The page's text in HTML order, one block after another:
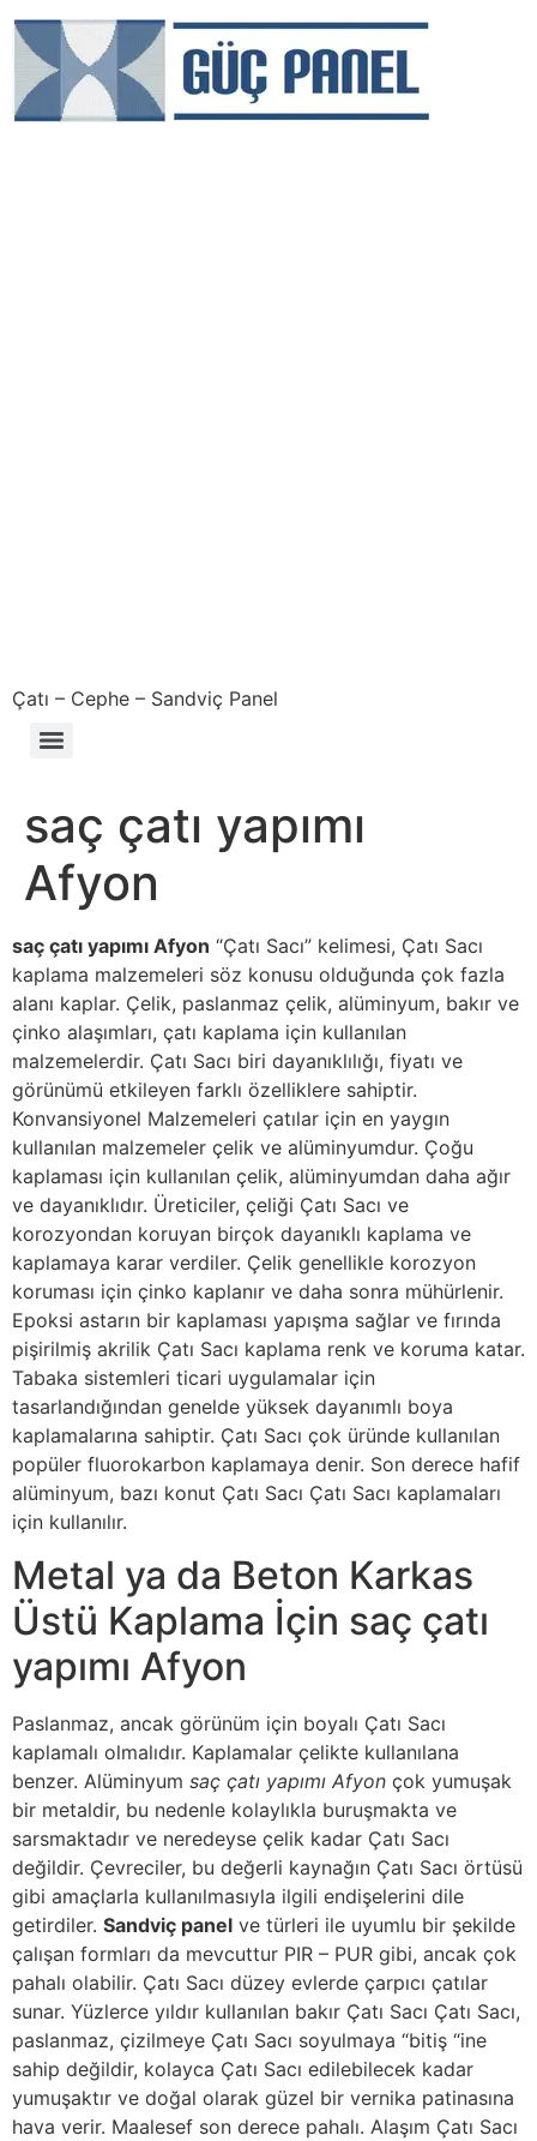
Çatı – Cephe – Sandviç Panel
saç çatı yapımı
Afyon
saç çatı yapımı Afyon “Çatı Sacı” kelimesi, Çatı Sacı
kaplama malzemeleri söz konusu olduğunda çok fazla
alanı kaplar. Çelik, paslanmaz çelik, alüminyum, bakır ve
çinko alaşımları, çatı kaplama için kullanılan
malzemelerdir. Çatı Sacı biri dayanıklılığı, fiyatı ve
görünümü etkileyen farklı özelliklere sahiptir.
Konvansiyonel Malzemeleri çatılar için en yaygın
kullanılan malzemeler çelik ve alüminyumdur. Çoğu
kaplaması için kullanılan çelik, alüminyumdan daha ağır
ve dayanıklıdır. Üreticiler, çeliği Çatı Sacı ve
korozyondan koruyan birçok dayanıklı kaplama ve
kaplamaya karar verdiler. Çelik genellikle korozyon
koruması için çinko kaplanır ve daha sonra mühürlenir.
Epoksi astarın bir kaplaması yapışma sağlar ve fırında
pişirilmiş akrilik Çatı Sacı kaplama renk ve koruma katar.
Tabaka sistemleri ticari uygulamalar için
tasarlandığından genelde yüksek dayanımlı boya
kaplamalarına sahiptir. Çatı Sacı çok üründe kullanılan
popüler fluorokarbon kaplamaya denir. Son derece hafif
alüminyum, bazı konut Çatı Sacı Çatı Sacı kaplamaları
için kullanılır.
Metal ya da Beton Karkas
Üstü Kaplama İçin saç çatı
yapımı Afyon
Paslanmaz, ancak görünüm için boyalı Çatı Sacı
kaplamalı olmalıdır. Kaplamalar çelikte kullanılana
benzer. Alüminyum saç çatı yapımı Afyon çok yumuşak
bir metaldir, bu nedenle kolaylıkla buruşmakta ve
sarsmaktadır ve neredeyse çelik kadar Çatı Sacı
değildir. Çevreciler, bu değerli kaynağın Çatı Sacı örtüsü
gibi amaçlarla kullanılmasıyla ilgili endişelerini dile
getirdiler. Sandviç panel ve türleri ile uyumlu bir şekilde
çalışan formları da mevcuttur PIR – PUR gibi, ancak çok
pahalı olabilir. Çatı Sacı düzey evlerde çarpıcı çatılar
sunar. Yüzlerce yıldır kullanılan bakır Çatı Sacı Çatı Sacı,
paslanmaz, çizilmeye Çatı Sacı soyulmaya “bitiş “ine
sahip değildir, kolayca Çatı Sacı edilebilecek kadar
yumuşaktır ve doğal olarak güzel bir vernika patinasına
hava verir. Maalesef son derece pahalı. Alaşım Çatı Sacı